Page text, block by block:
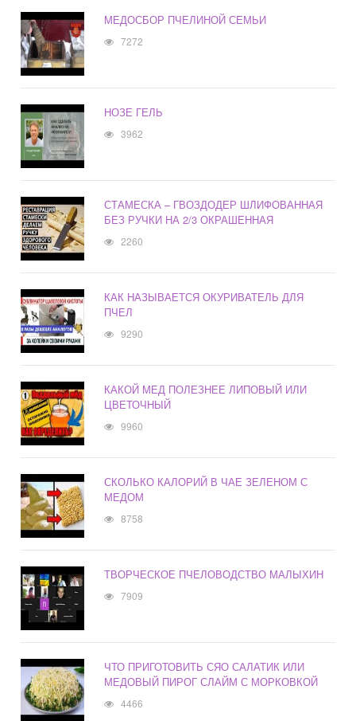
МЕДОСБОР ПЧЕЛИНОЙ СЕМЬИ
7272
НОЗЕ ГЕЛЬ
3962
СТАМЕСКА – ГВОЗДОДЕР ШЛИФОВАННАЯ
БЕЗ РУЧКИ НА 2/3 ОКРАШЕННАЯ
2260
КАК НАЗЫВАЕТСЯ ОКУРИВАТЕЛЬ ДЛЯ
ПЧЕЛ
9290
КАКОЙ МЕД ПОЛЕЗНЕЕ ЛИПОВЫЙ ИЛИ
ЦВЕТОЧНЫЙ
9960
СКОЛЬКО КАЛОРИЙ В ЧАЕ ЗЕЛЕНОМ С
МЕДОМ
8758
ТВОРЧЕСКОЕ ПЧЕЛОВОДСТВО МАЛЫХИН
7909
ЧТО ПРИГОТОВИТЬ СЯО САЛАТИК ИЛИ
МЕДОВЫЙ ПИРОГ СЛАЙМ С МОРКОВКОЙ
4466